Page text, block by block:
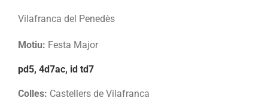
Vilafranca del Penedès
Motiu: Festa Major
pd5, 4d7ac, id td7
Colles: Castellers de Vilafranca